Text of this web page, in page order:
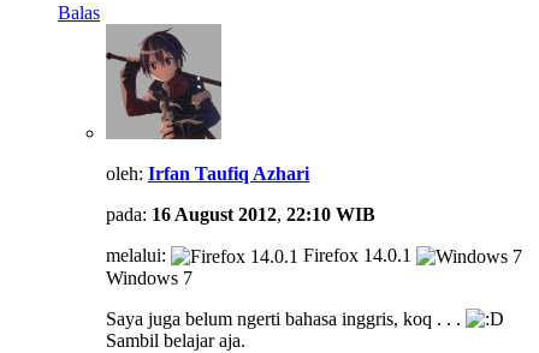
Balas
oleh: Irfan Taufiq Azhari
pada: 16 August 2012, 22:10 WIB
melalui:
Firefox 14.0.1
Windows 7
Saya juga belum ngerti bahasa inggris, koq . . .
Sambil belajar aja.